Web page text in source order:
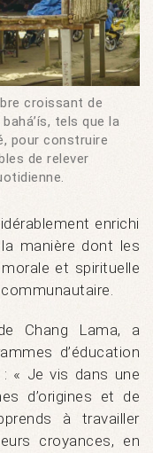
croissant de
tels que la
pour construire
de relever
enrichi
manière dont les
morale et spirituelle
Chang Lama, a
d’éducation
: « Je vis dans une
d’origines et de
à travailler
croyances, en